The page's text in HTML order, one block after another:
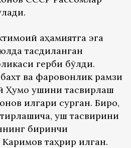
аҳамиятга эга
тасдиқланган
герби бўлди.
ва фаровонлик рамзи
қушини тасвирлаш
илгари сурган. Бироқ,
қуш тасвирини
биринчи
таҳрир қилган.